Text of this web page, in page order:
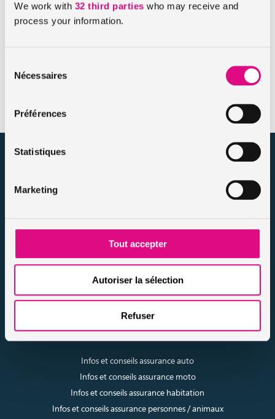
We work with 32 third parties who may receive and
process your information.
Nécessaires
Préférences
Statistiques
Marketing
Tout accepter
Autoriser la sélection
Refuser
Dans quels cas et comment résilier mon contrat Auto ?
Existe-t-il des Bonus / Malus auxquels AssurOnline
assuronline.com est édité par AssurOne Group, courtier grossiste
Protection des données
Résilier votre contrat
Politique d’utilisation des cookies
Notre FAQ assurance
Conseils assurance voiture sans permis
Conseils assurance auto tous risques
Conseils assurance auto pour résiliés
Infos et conseils assurance auto
Infos et conseils assurance moto
Infos et conseils assurance habitation
Infos et conseils assurance personnes / animaux